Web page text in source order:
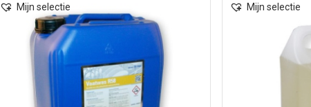
Mijn selectie Mijn selectie